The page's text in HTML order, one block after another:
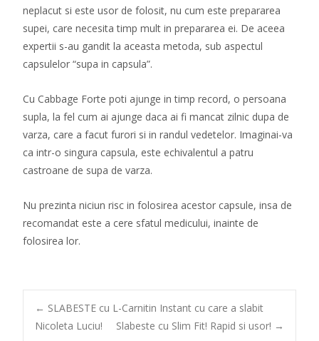
neplacut si este usor de folosit, nu cum este prepararea
supei, care necesita timp mult in prepararea ei. De aceea
expertii s-au gandit la aceasta metoda, sub aspectul
capsulelor “supa in capsula”.
Cu Cabbage Forte poti ajunge in timp record, o persoana
supla, la fel cum ai ajunge daca ai fi mancat zilnic dupa de
varza, care a facut furori si in randul vedetelor. Imaginai-va
ca intr-o singura capsula, este echivalentul a patru
castroane de supa de varza.
Nu prezinta niciun risc in folosirea acestor capsule, insa de
recomandat este a cere sfatul medicului, inainte de
folosirea lor.
Post
← SLABESTE cu L-Carnitin Instant cu care a slabit
Nicoleta Luciu!
Slabeste cu Slim Fit! Rapid si usor! →